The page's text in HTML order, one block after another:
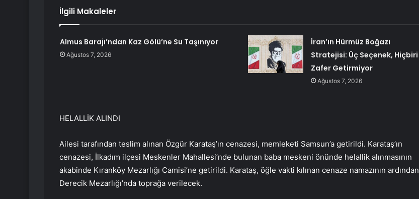
İlgili Makaleler
Almus Barajı’ndan Kaz Gölü’ne Su Taşınıyor
Ağustos 7, 2026
İran’ın Hürmüz Boğazı
Stratejisi: Üç Seçenek, Hiçbiri
Zafer Getirmiyor
Ağustos 7, 2026
HELALLİK ALINDI
Ailesi tarafından teslim alınan Özgür Karataş’ın cenazesi, memleketi Samsun’a getirildi. Karataş’ın
cenazesi, İlkadım ilçesi Meskenler Mahallesi’nde bulunan baba meskeni önünde helallik alınmasının
akabinde Kıranköy Mezarlığı Camisi’ne getirildi. Karataş, öğle vakti kılınan cenaze namazının ardından
Derecik Mezarlığı’nda toprağa verilecek.